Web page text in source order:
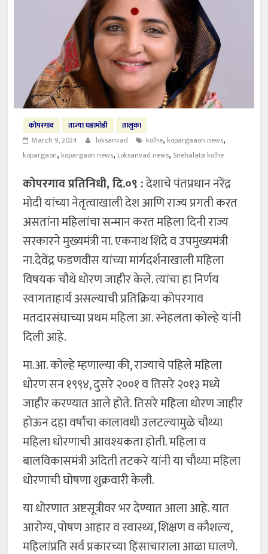
कोपरगाव ताज्या घडामोडी
तालुका
March 9, 2024
loksanvad kolhe, kopargaaon news,
kopargaon, kopargaon news, Loksanvad news, Snehalata kolhe
कोपरगाव प्रतिनिधी, दि.०९ :देशाचे पंतप्रधान नरेंद्र
मोदी यांच्या नेतृत्वाखाली देश आणि राज्य प्रगती करत
असतांना महिलांचा सन्मान करत महिला दिनी राज्य
सरकारने मुख्यमंत्री ना. एकनाथ शिंदे व उपमुख्यमंत्री
ना.देवेंद्र फडणवीस यांच्या मार्गदर्शनाखाली महिला
विषयक चौथे धोरण जाहीर केले. त्यांचा हा निर्णय
स्वागताहार्य असल्याची प्रतिक्रिया कोपरगाव
मतदारसंघाच्या प्रथम महिला आ. स्नेहलता कोल्हे यांनी
दिली आहे.
मा.आ. कोल्हे म्हणाल्या की, राज्याचे पहिले महिला
धोरण सन १९९४, दुसरे २००१ व तिसरे २०१३ मध्ये
जाहीर करण्यात आले होते. तिसरे महिला धोरण जाहीर
होऊन दहा वर्षांचा कालावधी उलटल्यामुळे चौथ्या
महिला धोरणाची आवश्यकता होती. महिला व
बालविकासमंत्री अदिती तटकरे यांनी या चौथ्या महिला
धोरणाची घोषणा शुक्रवारी केली.
या धोरणात अष्टसूत्रीवर भर देण्यात आला आहे. यात
आरोग्य, पोषण आहार व स्वास्थ्य, शिक्षण व कौशल्य,
महिलांप्रति सर्व प्रकारच्या हिंसाचाराला आळा घालणे.